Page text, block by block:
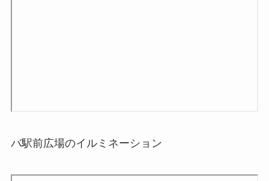
バ駅前広場のイルミネーション